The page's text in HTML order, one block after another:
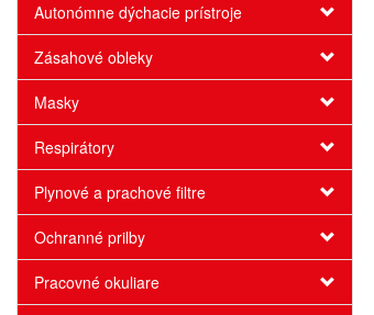
Autonómne dýchacie prístroje
Zásahové obleky
Masky
Respirátory
Plynové a prachové filtre
Ochranné prilby
Pracovné okuliare